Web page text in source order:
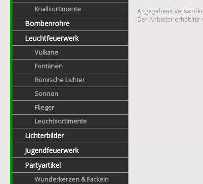
Knallsortimente
Bombenrohre
Leuchtfeuerwerk
Vulkane
Fontänen
Römische Lichter
Sonnen
Flieger
Leuchtsortimente
Lichterbilder
Jugendfeuerwerk
Partyartikel
Wunderkerzen & Fackeln
Angegebene
Der Anbieter erhält für